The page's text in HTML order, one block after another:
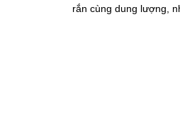
rắn cùng dung lượng,